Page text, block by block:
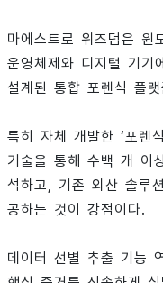
마에스트로 위즈덤은 윈
운영체제와 디지털 기기
설계된 통합 포렌식 플랫
특히 자체 개발한 ‘포
기술을 통해 수백 개 이
석하고, 기존 외산 솔루
공하는 것이 강점이다.
데이터 선별 추출 기능